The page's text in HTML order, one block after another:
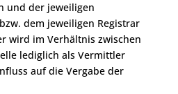
und der jeweiligen
dem jeweiligen Registrar
wird im Verhältnis zwischen
lediglich als Vermittler
auf die Vergabe der